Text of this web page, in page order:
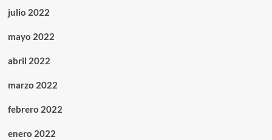
julio 2022
mayo 2022
abril 2022
marzo 2022
febrero 2022
enero 2022